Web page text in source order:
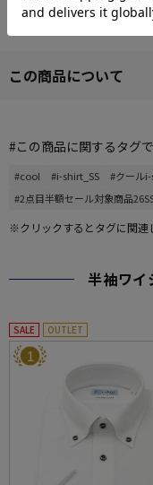
この商品について
#この商品に関するタグ
#cool #i-shirt_SS #クール
#2点目半額セール対象商品
※クリックするとタグに関連
半袖ワイ
SALE OUTLET
1